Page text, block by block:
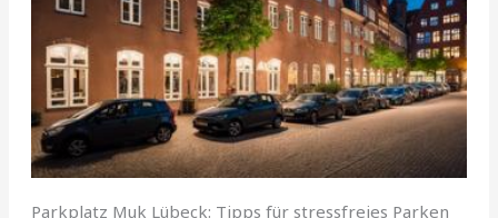
Parkplatz Muk Lübeck: Tipps für stressfreies Parken